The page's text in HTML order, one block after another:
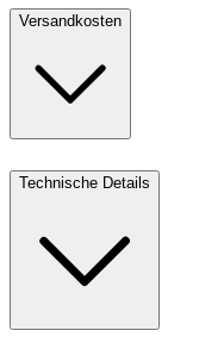
Versandkosten
Technische Details